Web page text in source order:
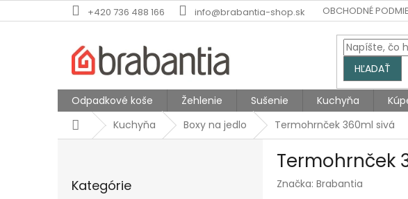
na
+420 736 488 166 info@brabantia-shop.sk OBCHODNÉ
HĽADAŤ
Odpadkové koše Žehlenie Sušenie Kuchyňa
DomovKuchyňa Boxy na jedlo Termohrnček 360ml sivá
kategórie
Kategórie
Termohrnček
Značka: Brabantia